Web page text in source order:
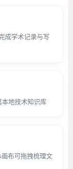
成学术记录与写
地技术知识库
布可拖拽梳理文